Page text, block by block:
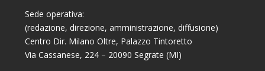
Sede operativa:
(redazione, direzione, amministrazione, diffusione)
Centro Dir. Milano Oltre, Palazzo Tintoretto
Via Cassanese, 224 – 20090 Segrate (MI)